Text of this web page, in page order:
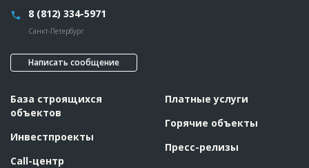
8 (812) 334-5971
Санкт-Петербург
Написать сообщение
База строящихся
объектов
Инвестпроекты
Call-центр
Платные услуги
Горячие объекты
Пресс-релизы